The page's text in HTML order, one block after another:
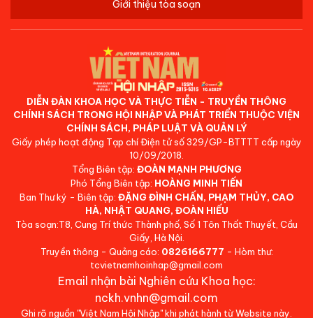
Giới thiệu tòa soạn
DIỄN ĐÀN KHOA HỌC VÀ THỰC TIỄN - TRUYỀN THÔNG
CHÍNH SÁCH TRONG HỘI NHẬP VÀ PHÁT TRIỂN THUỘC VIỆN
CHÍNH SÁCH, PHÁP LUẬT VÀ QUẢN LÝ
Giấy phép hoạt động Tạp chí Điện tử số 329/GP-BTTTT cấp ngày
10/09/2018.
Tổng Biên tập: ĐOÀN MẠNH PHƯƠNG
Phó Tổng Biên tập: HOÀNG MINH TIẾN
Ban Thư ký - Biên tập: ĐẶNG ĐÌNH CHẤN, PHẠM THỦY, CAO
HÀ, NHẬT QUANG, ĐOÀN HIẾU
Tòa soạn:T8, Cung Trí thức Thành phố, Số 1 Tôn Thất Thuyết, Cầu
Giấy, Hà Nội.
Truyền thông - Quảng cáo: 0826166777 - Hòm thư:
tcvietnamhoinhap@gmail.com
Email nhận bài Nghiên cứu Khoa học:
nckh.vnhn@gmail.com
Ghi rõ nguồn "Việt Nam Hội Nhập" khi phát hành từ Website này.